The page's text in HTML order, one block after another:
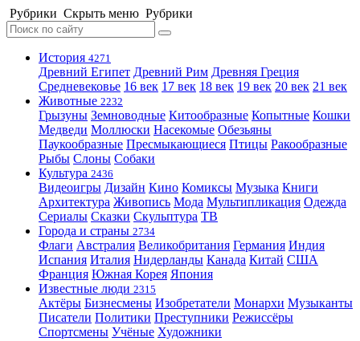
Рубрики Скрыть меню Рубрики
История 4271
Древний Египет Древний Рим Древняя Греция
Средневековье 16 век 17 век 18 век 19 век 20 век 21 век
Животные 2232
Грызуны Земноводные Китообразные Копытные Кошки
Медведи Моллюски Насекомые Обезьяны
Паукообразные Пресмыкающиеся Птицы Ракообразные
Рыбы Слоны Собаки
Культура 2436
Видеоигры Дизайн Кино Комиксы Музыка Книги
Архитектура Живопись Мода Мультипликация Одежда
Сериалы Сказки Скульптура ТВ
Города и страны 2734
Флаги Австралия Великобритания Германия Индия
Испания Италия Нидерланды Канада Китай США
Франция Южная Корея Япония
Известные люди 2315
Актёры Бизнесмены Изобретатели Монархи Музыканты
Писатели Политики Преступники Режиссёры
Спортсмены Учёные Художники